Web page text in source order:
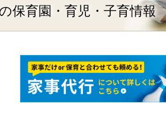
保育園・育児・子育情報